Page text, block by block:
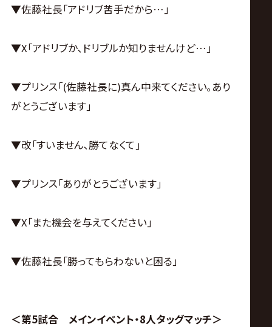
▼佐藤社長｢アドリブ苦手だから…｣
▼X｢アドリブか､ドリブルか知りませんけど…｣
▼プリンス｢(佐藤社長に)真ん中来てください｡あり
がとうございます｣
▼改｢すいません､勝てなくて｣
▼プリンス｢ありがとうございます｣
▼X｢また機会を与えてください｣
▼佐藤社長｢勝ってもらわないと困る｣
＜第5試合 メインイベント・8人タッグマッチ＞